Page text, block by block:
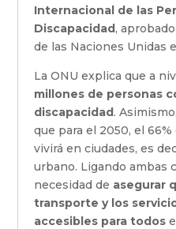
Internacional de las
Discapacidad,
de las Naciones Unidas
La ONU explica que a
millones de personas
discapacidad.
que para el 2050, el
vivirá en ciudades, es
urbano. Ligando ambas
necesidad de asegurar
transporte y los
accesibles para todos